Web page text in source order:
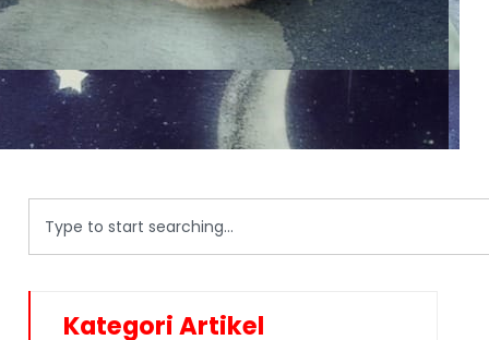
Kategori Artikel